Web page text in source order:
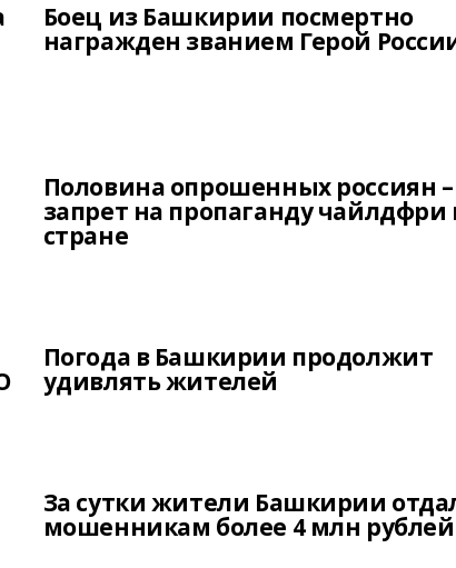
Боец из Башкирии посмертно
награжден званием Герой
Половина опрошенных россиян –
запрет на пропаганду чайлдфри
стране
Погода в Башкирии продолжит
удивлять жителей
За сутки жители Башкирии
мошенникам более 4 млн рублей